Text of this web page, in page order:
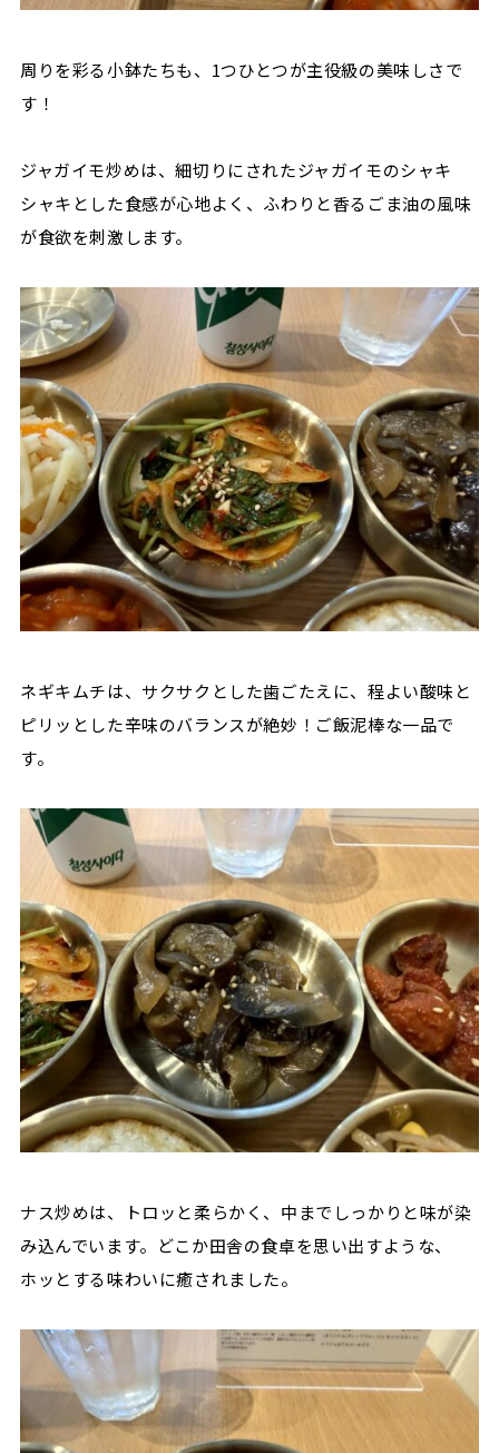
周りを彩る小鉢たちも、1つひとつが主役級の美味しさで
す！
ジャガイモ炒めは、細切りにされたジャガイモのシャキ
シャキとした食感が心地よく、ふわりと香るごま油の風味
が食欲を刺激します。
ネギキムチは、サクサクとした歯ごたえに、程よい酸味と
ピリッとした辛味のバランスが絶妙！ご飯泥棒な一品で
す。
ナス炒めは、トロッと柔らかく、中までしっかりと味が染
み込んでいます。どこか田舎の食卓を思い出すような、
ホッとする味わいに癒されました。